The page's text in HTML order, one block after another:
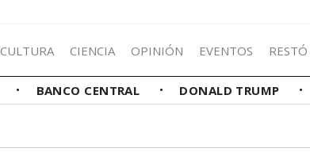
CULTURA CIENCIA OPINIÓN EVENTOS RESTÓ
BANCO CENTRAL DONALD TRUMP